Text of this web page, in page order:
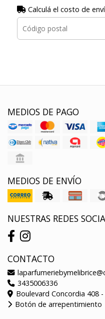
Calculá el costo de
MEDIOS DE PAGO
MEDIOS DE ENVÍO
NUESTRAS REDES
CONTACTO
3435006336
Boulevard Concordia 408
Botón de arrepentimiento